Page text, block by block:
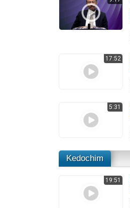
17:52
5:31
Kedochim
19:51